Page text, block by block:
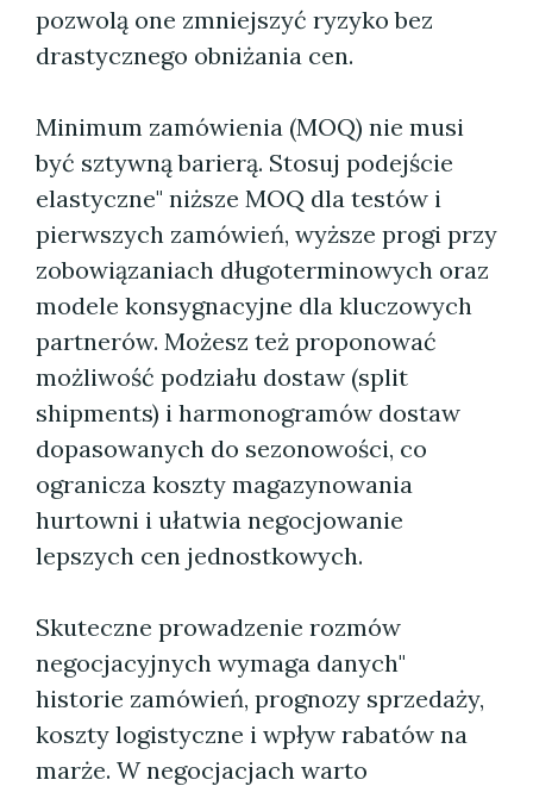
pozwolą one zmniejszyć ryzyko bez
drastycznego obniżania cen.
Minimum zamówienia (MOQ) nie musi
być sztywną barierą. Stosuj podejście
elastyczne" niższe MOQ dla testów i
pierwszych zamówień, wyższe progi przy
zobowiązaniach długoterminowych oraz
modele konsygnacyjne dla kluczowych
partnerów. Możesz też proponować
możliwość podziału dostaw (split
shipments) i harmonogramów dostaw
dopasowanych do sezonowości, co
ogranicza koszty magazynowania
hurtowni i ułatwia negocjowanie
lepszych cen jednostkowych.
Skuteczne prowadzenie rozmów
negocjacyjnych wymaga danych"
historie zamówień, prognozy sprzedaży,
koszty logistyczne i wpływ rabatów na
marże. W negocjacjach warto